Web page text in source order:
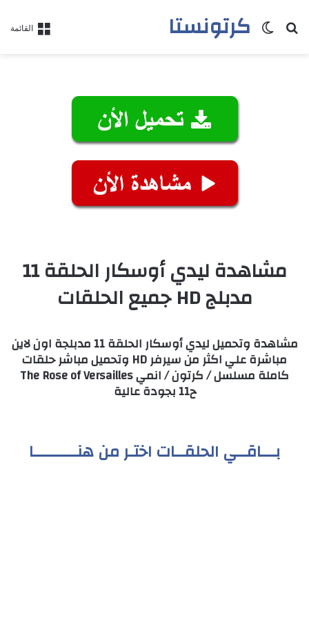
القائمة كرتونستابحث عنالوضع المظلم
مشاهدة ليدي أوسكار الحلقة 11
مدبلج HD جميع الحلقات
مشاهدة وتحميل ليدي أوسكار الحلقة 11 مدبلجة اون لاين
مباشرة علي اكثر من سيرفر HD وتحميل مباشر حلقات
كاملة مسلسل / كرتون / انمي The Rose of Versailles
ح11 بجودة عالية
بـــاقــي الحلقــات اختـر من هنـــــــــا